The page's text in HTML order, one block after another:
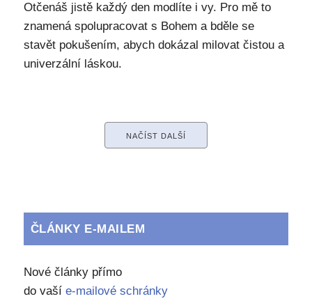
Otčenáš jistě každý den modlíte i vy. Pro mě to
znamená spolupracovat s Bohem a bděle se
stavět pokušením, abych dokázal milovat čistou a
univerzální láskou.
NAČÍST DALŠÍ
ČLÁNKY E-MAILEM
Nové články přímo
do vaší e-mailové schránky